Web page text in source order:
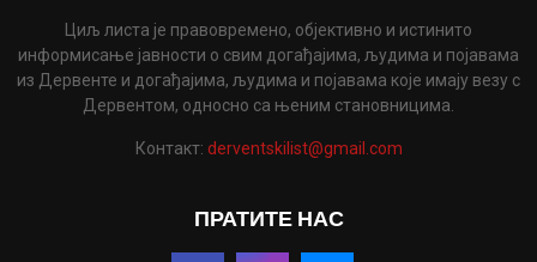
Циљ листа је правовремено, објективно и истинито
информисање јавности о свим догађајима, људима и појавама
из Дервенте и догађајима, људима и појавама које имају везу с
Дервентом, односно са њеним становницима.
Контакт: derventskilist@gmail.com
ПРАТИТЕ НАС